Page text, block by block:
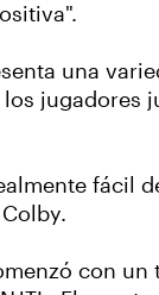
una
jugadores
fácil
con